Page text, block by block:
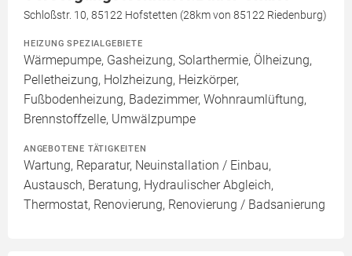
Schloßstr. 10, 85122 Hofstetten (28km von 85122 Riedenburg)
HEIZUNG SPEZIALGEBIETE
Wärmepumpe, Gasheizung, Solarthermie, Ölheizung,
Pelletheizung, Holzheizung, Heizkörper,
Fußbodenheizung, Badezimmer, Wohnraumlüftung,
Brennstoffzelle, Umwälzpumpe
ANGEBOTENE TÄTIGKEITEN
Wartung, Reparatur, Neuinstallation / Einbau,
Austausch, Beratung, Hydraulischer Abgleich,
Thermostat, Renovierung, Renovierung / Badsanierung